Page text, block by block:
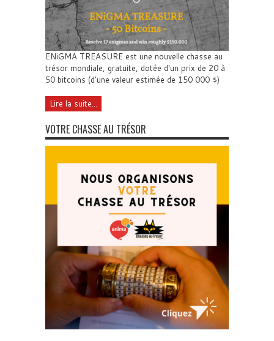
ENiGMA TREASURE est une nouvelle chasse au
trésor mondiale, gratuite, dotée d'un prix de 20 à
50 bitcoins (d'une valeur estimée de 150 000 $)
Lire la suite...
VOTRE CHASSE AU TRÉSOR